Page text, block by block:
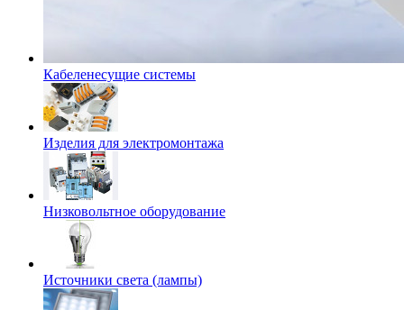
Кабеленесущие системы
Изделия для электромонтажа
Низковольтное оборудование
Источники света (лампы)